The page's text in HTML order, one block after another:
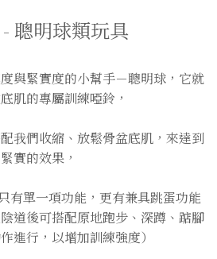
聰明球類玩具
與緊實度的小幫手－聰明球，它就
肌的專屬訓練啞鈴，
我們收縮、放鬆骨盆底肌，來達到
緊實的效果，
單一項功能，更有兼具跳蛋功能
道後可搭配原地跑步、深蹲、踮腳
進行，以增加訓練強度）